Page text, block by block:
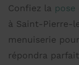
Confiez la
à Saint-Pierre-
menuiserie
répondra